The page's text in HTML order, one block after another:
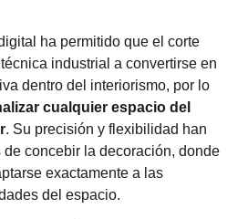
ha permitido que el corte
industrial a convertirse en
dentro del interiorismo, por lo
cualquier espacio del
. Su precisión y flexibilidad han
concebir la decoración, donde
exactamente a las
del espacio.